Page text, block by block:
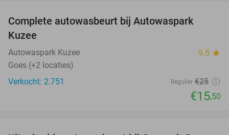
Complete autowasbeurt bij Autowaspark
Kuzee
Autowaspark Kuzee 9.5 star
Goes (+2 locaties)
Verkocht: 2.751
Regulier €25
€15,50